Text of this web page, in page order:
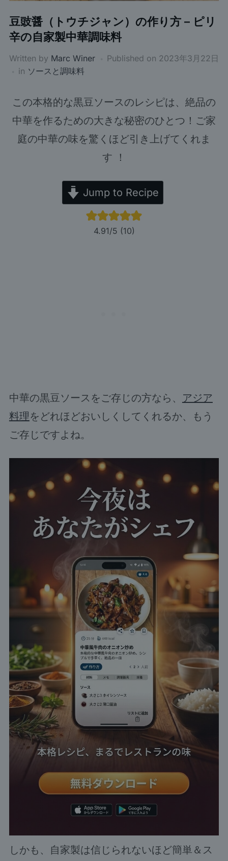
豆豉醤（トウチジャン）の作り方 – ピリ
辛の自家製中華調味料
Written by Marc Winer Published on 2023年3月22日
in ソースと調味料
この本格的な黒豆ソースのレシピは、絶品の
中華を作るための大きな秘密のひとつ！ご家
庭の中華の味を驚くほど引き上げてくれま
す ！
Jump to Recipe
4.91/5 (10)
中華の黒豆ソースをご存じの方なら、 アジア
料理をどれほどおいしくしてくれるか、もう
ご存じですよね。
しかも、自家製は信じられないほど簡単＆ス